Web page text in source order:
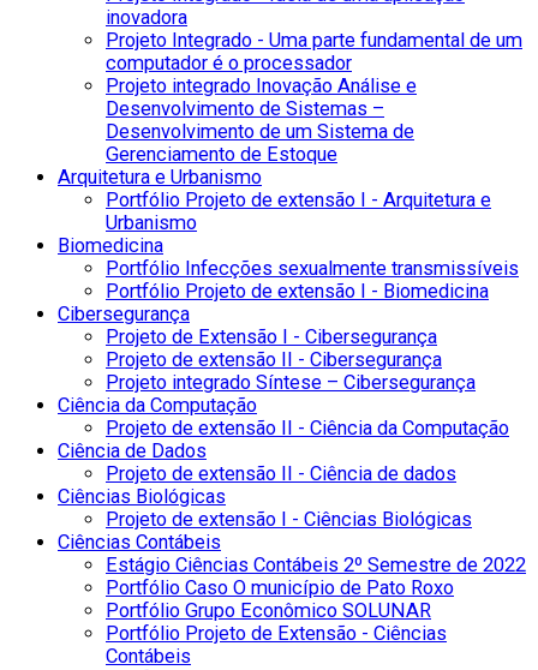
inovadora
Projeto Integrado - Uma parte fundamental de um
computador é o processador
Projeto integrado Inovação Análise e
Desenvolvimento de Sistemas –
Desenvolvimento de um Sistema de
Gerenciamento de Estoque
Arquitetura e Urbanismo
Portfólio Projeto de extensão I - Arquitetura e
Urbanismo
Biomedicina
Portfólio Infecções sexualmente transmissíveis
Portfólio Projeto de extensão I - Biomedicina
Cibersegurança
Projeto de Extensão I - Cibersegurança
Projeto de extensão II - Cibersegurança
Projeto integrado Síntese – Cibersegurança
Ciência da Computação
Projeto de extensão II - Ciência da Computação
Ciência de Dados
Projeto de extensão II - Ciência de dados
Ciências Biológicas
Projeto de extensão I - Ciências Biológicas
Ciências Contábeis
Estágio Ciências Contábeis 2º Semestre de 2022
Portfólio Caso O município de Pato Roxo
Portfólio Grupo Econômico SOLUNAR
Portfólio Projeto de Extensão - Ciências
Contábeis